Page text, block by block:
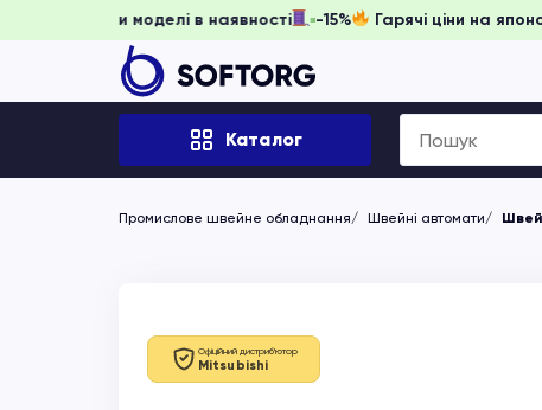
забронювати, доки моделі в наявності -15%
Каталог
Search
for:
Промислове швейне обладнання Швейні автомати
Офіційний дистриб'ютор
Mitsubishi